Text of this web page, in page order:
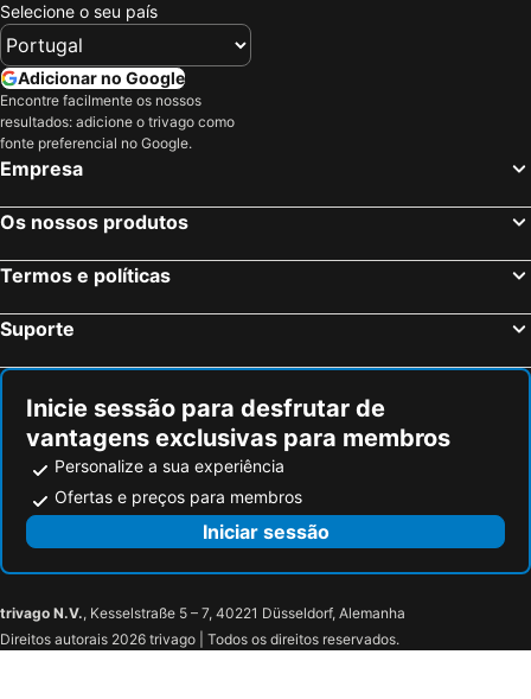
Selecione o seu país
Adicionar no Google
Encontre facilmente os nossos
resultados: adicione o trivago como
fonte preferencial no Google.
Empresa
Os nossos produtos
Termos e políticas
Suporte
Inicie sessão para desfrutar de
vantagens exclusivas para membros
Personalize a sua experiência
Ofertas e preços para membros
Iniciar sessão
trivago N.V., Kesselstraße 5 – 7, 40221 Düsseldorf, Alemanha
Direitos autorais 2026 trivago | Todos os direitos reservados.